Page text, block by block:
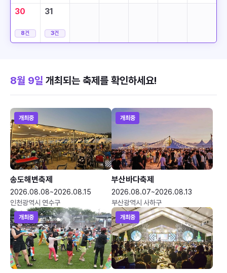
30
8건
31
3건
8월 9일 개최되는 축제를 확인하세요!
개최중
송도해변축제
2026.08.08~2026.08.15
인천광역시 연수구
개최중
부산바다축제
2026.08.07~2026.08.13
부산광역시 사하구
개최중 개최중